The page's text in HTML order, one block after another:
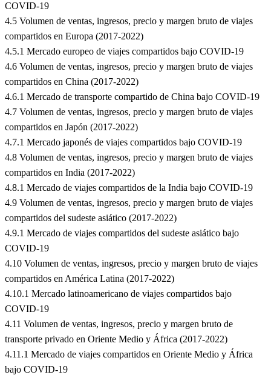
COVID-19
4.5 Volumen de ventas, ingresos, precio y margen bruto de viajes
compartidos en Europa (2017-2022)
4.5.1 Mercado europeo de viajes compartidos bajo COVID-19
4.6 Volumen de ventas, ingresos, precio y margen bruto de viajes
compartidos en China (2017-2022)
4.6.1 Mercado de transporte compartido de China bajo COVID-19
4.7 Volumen de ventas, ingresos, precio y margen bruto de viajes
compartidos en Japón (2017-2022)
4.7.1 Mercado japonés de viajes compartidos bajo COVID-19
4.8 Volumen de ventas, ingresos, precio y margen bruto de viajes
compartidos en India (2017-2022)
4.8.1 Mercado de viajes compartidos de la India bajo COVID-19
4.9 Volumen de ventas, ingresos, precio y margen bruto de viajes
compartidos del sudeste asiático (2017-2022)
4.9.1 Mercado de viajes compartidos del sudeste asiático bajo
COVID-19
4.10 Volumen de ventas, ingresos, precio y margen bruto de viajes
compartidos en América Latina (2017-2022)
4.10.1 Mercado latinoamericano de viajes compartidos bajo
COVID-19
4.11 Volumen de ventas, ingresos, precio y margen bruto de
transporte privado en Oriente Medio y África (2017-2022)
4.11.1 Mercado de viajes compartidos en Oriente Medio y África
bajo COVID-19